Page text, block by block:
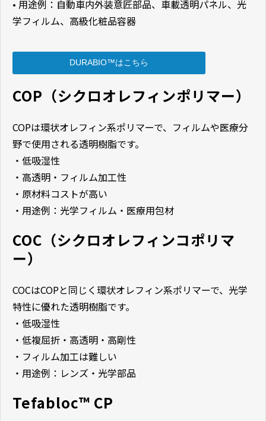
• 用途例：自動車内外装意匠部品、車載透明パネル、光
学フィルム、高級化粧品容器
DURABIO™はこちら
COP（シクロオレフィンポリマー）
COPは環状オレフィン系ポリマーで、フィルムや医療分
野で使用される透明樹脂です。
・低吸湿性
・高透明・フィルム加工性
・原材料コストが高い
・用途例：光学フィルム・医療用包材
COC（シクロオレフィンコポリマ
ー）
COCはCOPと同じく環状オレフィン系ポリマーで、光学
特性に優れた透明樹脂です。
・低吸湿性
・低複屈折・高透明・高剛性
・フィルム加工は難しい
・用途例：レンズ・光学部品
Tefabloc™ CP